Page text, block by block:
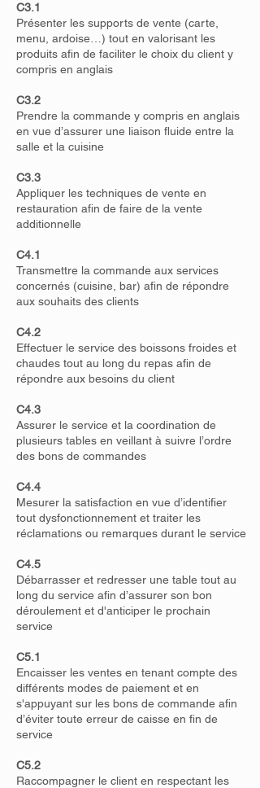
C3.1
Présenter les supports de vente (carte,
menu, ardoise…) tout en valorisant les
produits afin de faciliter le choix du client y
compris en anglais
C3.2
Prendre la commande y compris en anglais
en vue d’assurer une liaison fluide entre la
salle et la cuisine
C3.3
Appliquer les techniques de vente en
restauration afin de faire de la vente
additionnelle
C4.1
Transmettre la commande aux services
concernés (cuisine, bar) afin de répondre
aux souhaits des clients
C4.2
Effectuer le service des boissons froides et
chaudes tout au long du repas afin de
répondre aux besoins du client
C4.3
Assurer le service et la coordination de
plusieurs tables en veillant à suivre l’ordre
des bons de commandes
C4.4
Mesurer la satisfaction en vue d’identifier
tout dysfonctionnement et traiter les
réclamations ou remarques durant le service
C4.5
Débarrasser et redresser une table tout au
long du service afin d’assurer son bon
déroulement et d'anticiper le prochain
service
C5.1
Encaisser les ventes en tenant compte des
différents modes de paiement et en
s'appuyant sur les bons de commande afin
d’éviter toute erreur de caisse en fin de
service
C5.2
Raccompagner le client en respectant les